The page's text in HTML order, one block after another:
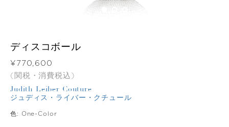
ディスコボール
価格
¥770,600
(関税・消費税込)
Judith Leiber Couture
ジュディス・ライバー・クチュール
色: One-Color